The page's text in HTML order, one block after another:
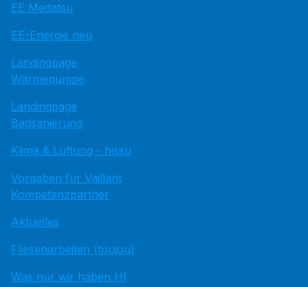
EE Medatsu
EE-Energie neu
Landingpage
Wärmepumpe
Landingpage
Badsanierung
Klima & Lüftung - hissu
Vorgaben für Vaillant
Kompetenzpartner
Aktuelles
Fliesenarbeiten (toujou)
Was nur wir haben HI